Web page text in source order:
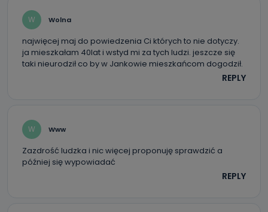
W Wolna
najwięcej maj do powiedzenia Ci których to nie dotyczy.
ja mieszkałam 40lat i wstyd mi za tych ludzi. jeszcze się
taki nieurodził co by w Jankowie mieszkańcom dogodził.
REPLY
W Www
Zazdrość ludzka i nic więcej proponuję sprawdzić a
później się wypowiadać
REPLY